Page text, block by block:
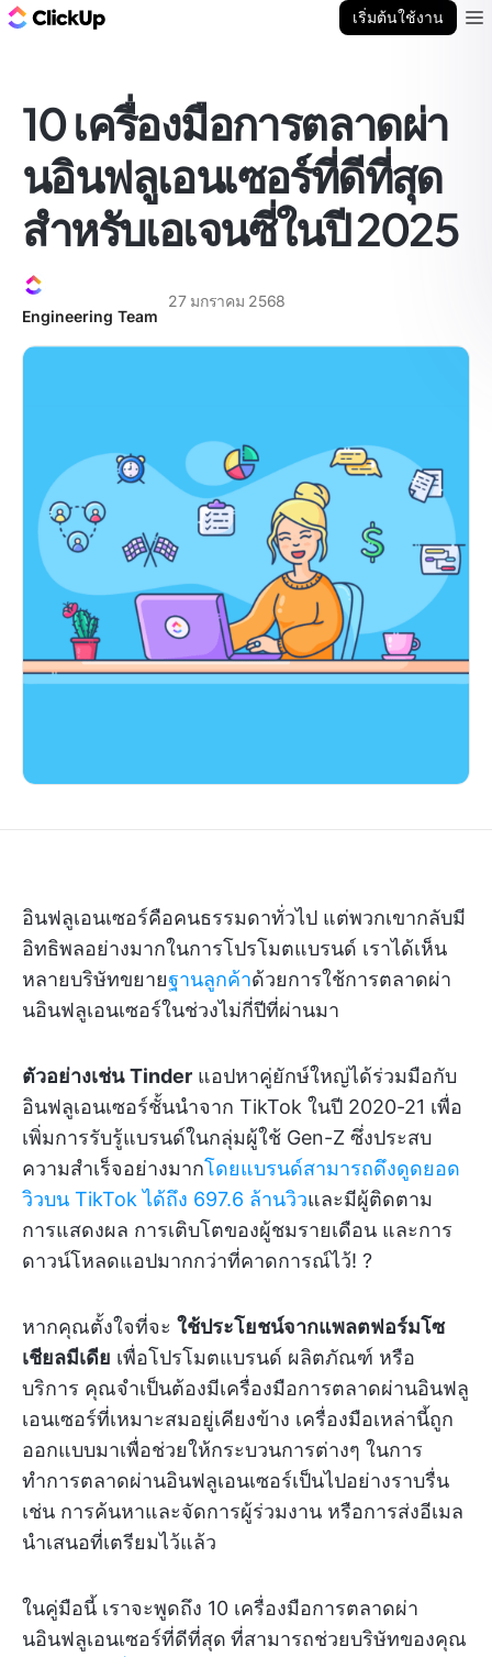
เริ่มต้นใช้งาน
10 เครื่องมือการตลาดผ่า
นอินฟลูเอนเซอร์ที่ดีที่สุด
สำหรับเอเจนซี่ในปี 2025
Engineering Team
27 มกราคม 2568
อินฟลูเอนเซอร์คือคนธรรมดาทั่วไป แต่พวกเขากลับมี
อิทธิพลอย่างมากในการโปรโมตแบรนด์ เราได้เห็น
หลายบริษัทขยายฐานลูกค้าด้วยการใช้การตลาดผ่า
นอินฟลูเอนเซอร์ในช่วงไม่กี่ปีที่ผ่านมา
ตัวอย่างเช่น Tinder แอปหาคู่ยักษ์ใหญ่ได้ร่วมมือกับ
อินฟลูเอนเซอร์ชั้นนำจาก TikTok ในปี 2020-21 เพื่อ
เพิ่มการรับรู้แบรนด์ในกลุ่มผู้ใช้ Gen-Z ซึ่งประสบ
ความสำเร็จอย่างมากโดยแบรนด์สามารถดึงดูดยอด
วิวบน TikTok ได้ถึง 697.6 ล้านวิวและมีผู้ติดตาม
การแสดงผล การเติบโตของผู้ชมรายเดือน และการ
ดาวน์โหลดแอปมากกว่าที่คาดการณ์ไว้! ?
หากคุณตั้งใจที่จะ ใช้ประโยชน์จากแพลตฟอร์มโซ
เชียลมีเดีย เพื่อโปรโมตแบรนด์ ผลิตภัณฑ์ หรือ
บริการ คุณจำเป็นต้องมีเครื่องมือการตลาดผ่านอินฟลู
เอนเซอร์ที่เหมาะสมอยู่เคียงข้าง เครื่องมือเหล่านี้ถูก
ออกแบบมาเพื่อช่วยให้กระบวนการต่างๆ ในการ
ทำการตลาดผ่านอินฟลูเอนเซอร์เป็นไปอย่างราบรื่น
เช่น การค้นหาและจัดการผู้ร่วมงาน หรือการส่งอีเมล
นำเสนอที่เตรียมไว้แล้ว
ในคู่มือนี้ เราจะพูดถึง 10 เครื่องมือการตลาดผ่า
นอินฟลูเอนเซอร์ที่ดีที่สุด ที่สามารถช่วยบริษัทของคุณ